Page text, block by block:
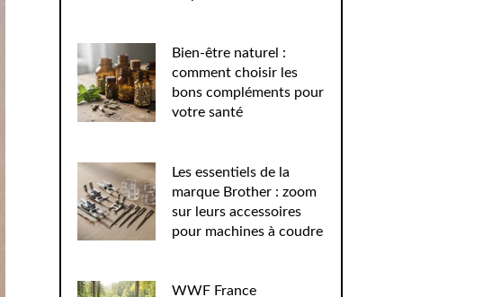
Bien-être naturel :
comment choisir les
bons compléments pour
votre santé
Les essentiels de la
marque Brother : zoom
sur leurs accessoires
pour machines à coudre
WWF France